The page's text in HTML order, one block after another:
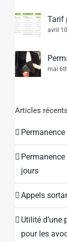
Tarif
avril
mai
Articles récents
jours
Appels
Utilité d’une
pour les